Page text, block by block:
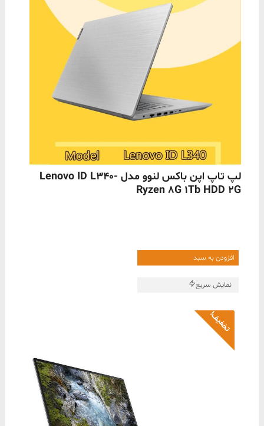
ناموجود
لپ تاپ اپن باکس لنوو مدل Lenovo ID L340-
Ryzen 8G 1Tb HDD 2G
افزودن به سبد
نمایش سریع
تخفیف!